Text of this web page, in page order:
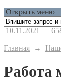
Открыть меню
10.11.2021
Главная →
Работа